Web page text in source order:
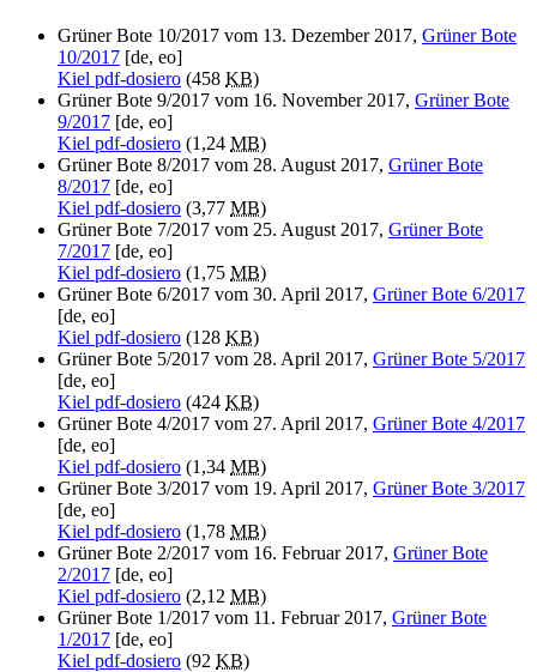
Grüner Bote 10/2017 vom 13. Dezember 2017, Grüner Bote
10/2017 [de, eo]
Kiel pdf-dosiero (458 KB)
Grüner Bote 9/2017 vom 16. November 2017, Grüner Bote
9/2017 [de, eo]
Kiel pdf-dosiero (1,24 MB)
Grüner Bote 8/2017 vom 28. August 2017, Grüner Bote
8/2017 [de, eo]
Kiel pdf-dosiero (3,77 MB)
Grüner Bote 7/2017 vom 25. August 2017, Grüner Bote
7/2017 [de, eo]
Kiel pdf-dosiero (1,75 MB)
Grüner Bote 6/2017 vom 30. April 2017, Grüner Bote 6/2017
[de, eo]
Kiel pdf-dosiero (128 KB)
Grüner Bote 5/2017 vom 28. April 2017, Grüner Bote 5/2017
[de, eo]
Kiel pdf-dosiero (424 KB)
Grüner Bote 4/2017 vom 27. April 2017, Grüner Bote 4/2017
[de, eo]
Kiel pdf-dosiero (1,34 MB)
Grüner Bote 3/2017 vom 19. April 2017, Grüner Bote 3/2017
[de, eo]
Kiel pdf-dosiero (1,78 MB)
Grüner Bote 2/2017 vom 16. Februar 2017, Grüner Bote
2/2017 [de, eo]
Kiel pdf-dosiero (2,12 MB)
Grüner Bote 1/2017 vom 11. Februar 2017, Grüner Bote
1/2017 [de, eo]
Kiel pdf-dosiero (92 KB)